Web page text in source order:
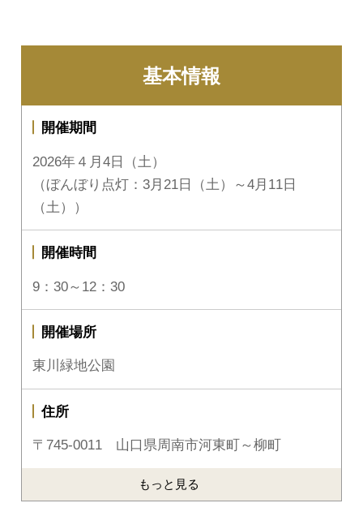
基本情報
開催期間
2026年４月4日（土）
（ぼんぼり点灯：3月21日（土）～4月11日
（土））
開催時間
9：30～12：30
開催場所
東川緑地公園
住所
〒745-0011 山口県周南市河東町～柳町
もっと見る